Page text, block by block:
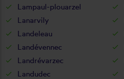
Lampaul-plouarzel
Lanarvily
Landeleau
Landévennec
Landrévarzec
Landudec